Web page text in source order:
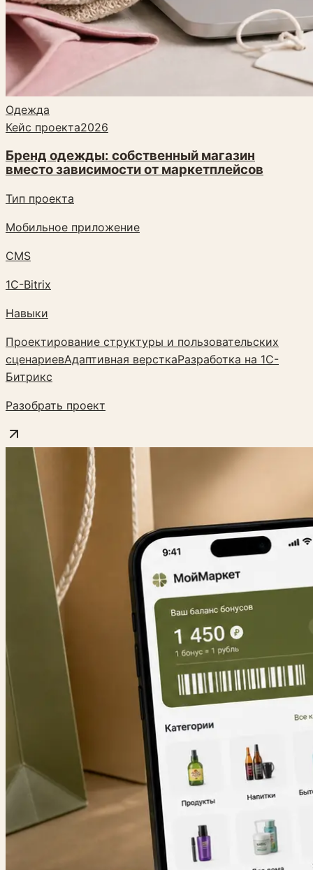
Одежда
Кейс проекта2026
Бренд одежды: собственный магазин
вместо зависимости от маркетплейсов
Тип проекта
Мобильное приложение
CMS
1C-Bitrix
Навыки
Проектирование структуры и пользовательских
сценариевАдаптивная версткаРазработка на 1С-
Битрикс
Разобрать проект